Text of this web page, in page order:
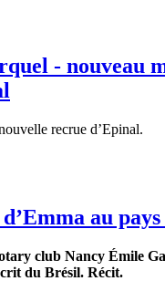
- nouveau
recrue d’Epinal.
au pays
club Nancy Émile
du Brésil. Récit.